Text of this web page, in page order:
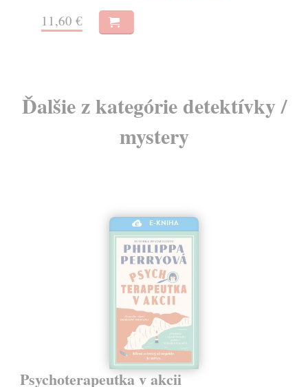
11,60 €
Ďalšie z kategórie detektívky /
mystery
E-KNIHA
Psychoterapeutka v akcii